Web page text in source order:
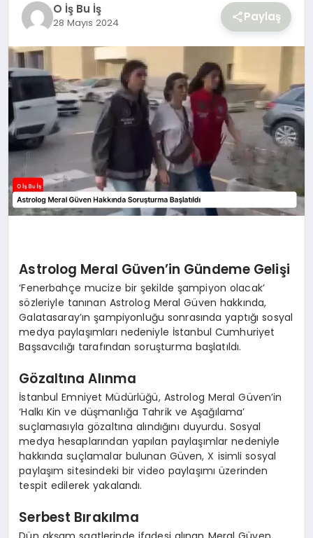
YAŞAM
O İş Bu İş
28 Mayıs 2024 Paylaş
Astrolog Meral Güven’in Gündeme Gelişi
‘Fenerbahçe mucize bir şekilde şampiyon olacak’
sözleriyle tanınan Astrolog Meral Güven hakkında,
Galatasaray’ın şampiyonluğu sonrasında yaptığı sosyal
medya paylaşımları nedeniyle İstanbul Cumhuriyet
Başsavcılığı tarafından soruşturma başlatıldı.
Gözaltına Alınma
İstanbul Emniyet Müdürlüğü, Astrolog Meral Güven’in
‘Halkı Kin ve düşmanlığa Tahrik ve Aşağılama’
suçlamasıyla gözaltına alındığını duyurdu. Sosyal
medya hesaplarından yapılan paylaşımlar nedeniyle
hakkında suçlamalar bulunan Güven, X isimli sosyal
paylaşım sitesindeki bir video paylaşımı üzerinden
tespit edilerek yakalandı.
Serbest Bırakılma